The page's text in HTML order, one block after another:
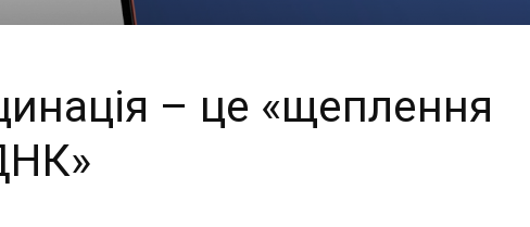
– це «щеплення